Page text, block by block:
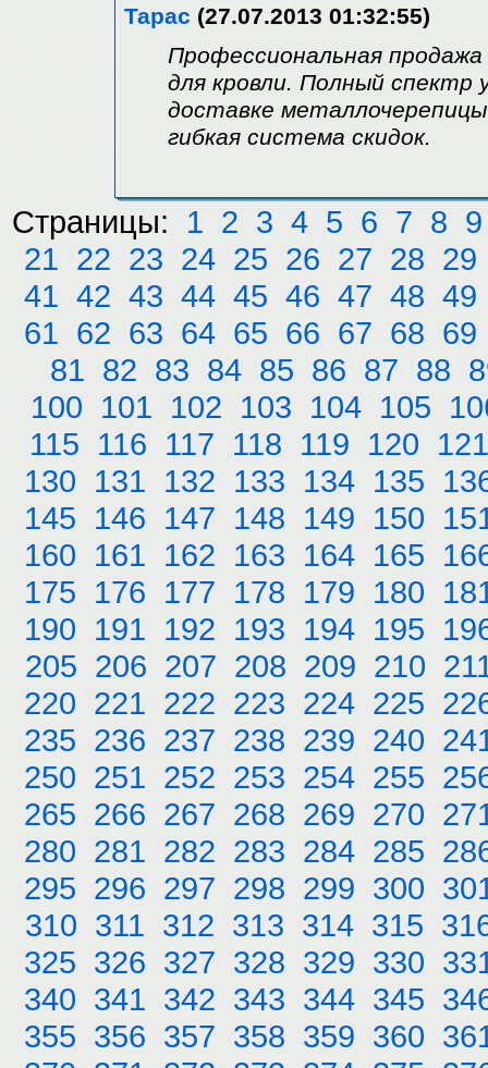
Тарас (27.07.2013 01:32:55)
Профессиональная
для кровли. Полный спектр
доставке
гибкая система скидок.
Страницы: 1 2 3 4 5 6 7 8 9
21 22 23 24 25 26 27 28 29
41 42 43 44 45 46 47 48 49
61 62 63 64 65 66 67 68 69
81 82 83 84 85 86 87 88
100 101 102 103 104 105
115 116 117 118 119 120 121
130 131 132 133 134 135
145 146 147 148 149 150
160 161 162 163 164 165
175 176 177 178 179 180
190 191 192 193 194 195
205 206 207 208 209 210
220 221 222 223 224 225
235 236 237 238 239 240
250 251 252 253 254 255
265 266 267 268 269 270
280 281 282 283 284 285
295 296 297 298 299 300
310 311 312 313 314 315
325 326 327 328 329 330
340 341 342 343 344 345
355 356 357 358 359 360